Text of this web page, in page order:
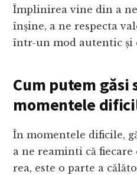
Împlinirea vine din a
înșine, a ne respecta
într-un mod autentic și
Cum putem
momentele
În momentele dificile,
a ne reaminti că fiecare
rea, este o parte a